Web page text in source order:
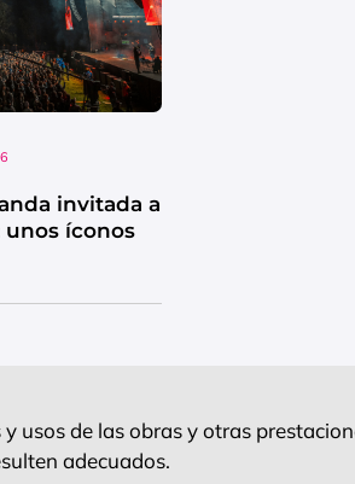
invitada a
unos íconos
usos de las obras y otras
adecuados.